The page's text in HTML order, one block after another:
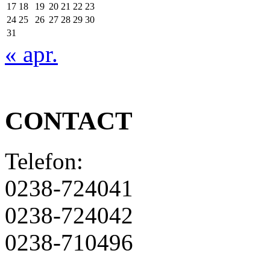
17 18 19 20 21 22 23
24 25 26 27 28 29 30
31
« apr.
CONTACT
Telefon:
0238-724041
0238-724042
0238-710496